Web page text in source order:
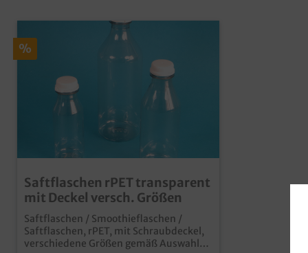
%
Saftflaschen rPET transparent
mit Deckel versch. Größen
Saftflaschen / Smoothieflaschen /
Saftflaschen, rPET, mit Schraubdeckel,
verschiedene Größen gemäß Auswahl